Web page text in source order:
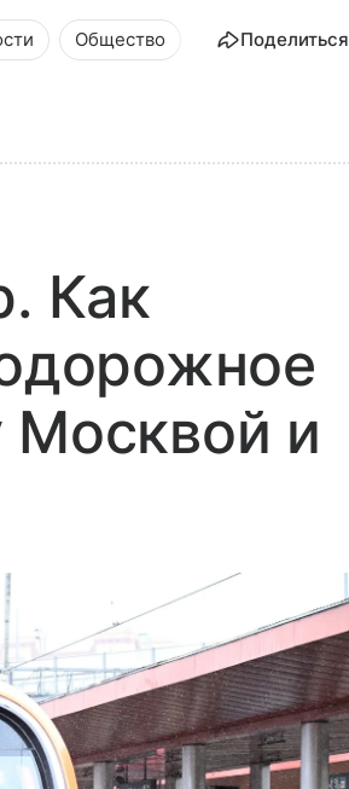
Общество Поделиться
Как
и